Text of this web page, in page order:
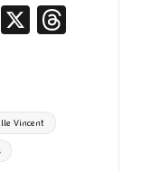
Li X
Vincent